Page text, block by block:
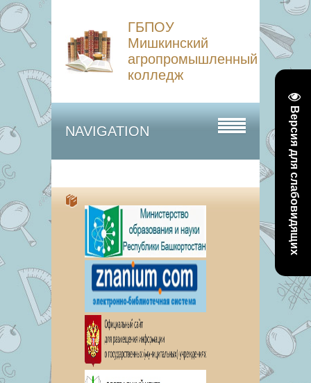
Версия для слабовидящих
ГБПОУ
Мишкинский
агропромышленный
колледж
NAVIGATION